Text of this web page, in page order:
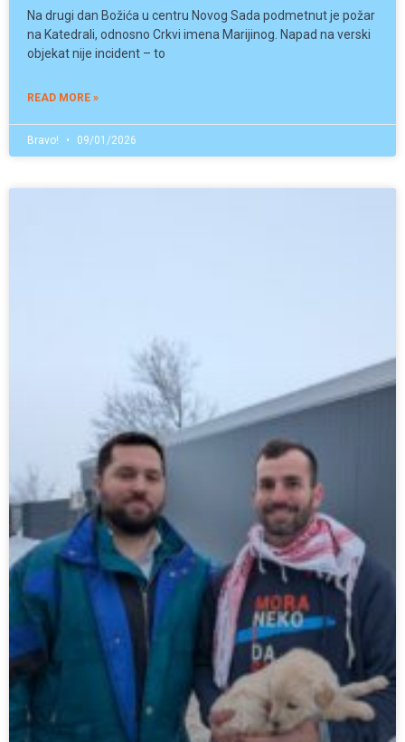
Na drugi dan Božića u centru Novog Sada podmetnut je požar
na Katedrali, odnosno Crkvi imena Marijinog. Napad na verski
objekat nije incident – to
READ MORE »
Bravo! 09/01/2026